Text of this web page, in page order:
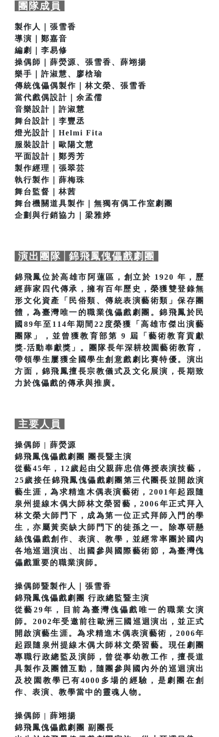
團隊成員
製作人｜張雪香
導演｜鄭嘉音
編劇｜李易修
操偶師｜薛熒源、張雪香、薛翊揚
樂手｜許淑慧、廖梒瑜
傳統傀儡偶製作｜林文榮、張雪香
當代戲偶設計｜余孟儒
音樂設計｜許淑慧
舞台設計｜李豐丞
燈光設計｜Helmi Fita
服裝設計｜歐陽文慧
平面設計｜鄭秀芳
製作經理｜張翠芸
執行製作｜薛梅珠
舞台監督｜林茜
舞台機關道具製作｜無獨有偶工作室劇團
企劃與行銷協力｜梁雅婷
演出團隊│錦飛鳳傀儡戲劇團
錦飛鳳位於高雄市阿蓮區，創立於 1920 年，歷
經薛家四代傳承，擁有百年歷史，榮獲雙登錄無
形文化資產「民俗類、傳統表演藝術類」保存團
體，為臺灣唯一的職業傀儡戲劇團。錦飛鳳於民
國89年至114年期間22度榮獲「高雄市傑出演藝
團隊」，並曾獲教育部第 9 屆「藝術教育貢獻
獎-活動奉獻獎」。團隊長年深耕校園藝術教育，
帶領學生屢獲全國學生創意戲劇比賽特優。演出
方面，錦飛鳳擅長宗教儀式及文化展演，長期致
力於傀儡戲的傳承與推廣。
主要人員
操偶師 | 薛熒源
錦飛鳳傀儡戲劇團 團長暨主演
從藝45年，12歲起由父親薛忠信傳授表演技藝，
25歲接任錦飛鳳傀儡戲劇團第三代團長並開啟演
藝生涯，為求精進木偶表演藝術，2001年起跟隨
泉州提線木偶大師林文榮習藝，2006年正式拜入
林文榮大師門下，成為第一位正式拜師入門的學
生，亦屬黃奕缺大師門下的徒孫之一。除專研懸
絲傀儡戲創作、表演、教學，並經常率團於國內
各地巡迴演出、出國參與國際藝術節，為臺灣傀
儡戲重要的職業演師。
操偶師暨製作人｜張雪香
錦飛鳳傀儡戲劇團 行政總監暨主演
從藝29年，目前為臺灣傀儡戲唯一的職業女演
師。2002年受邀前往歐洲三國巡迴演出，並正式
開啟演藝生涯。為求精進木偶表演藝術，2006年
起跟隨泉州提線木偶大師林文榮習藝。現任劇團
專職行政總監及演師，曾從事幼教工作，擅長道
具製作及團體互動，隨團參與國內外的巡迴演出
及校園教學已有4000多場的經驗，是劇團在創
作、表演、教學當中的靈魂人物。
操偶師 | 薛翊揚
錦飛鳳傀儡戲劇團 副團長